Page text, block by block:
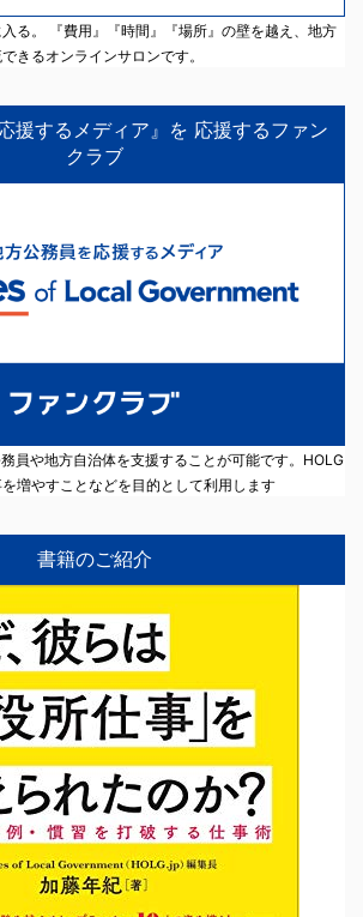
る。 『費用』『時間』『場所』の壁を越え、地方
きるオンラインサロンです。
援するメディア』を 応援するファン
クラブ
員や地方自治体を支援することが可能です。HOLG
増やすことなどを目的として利用します
書籍のご紹介